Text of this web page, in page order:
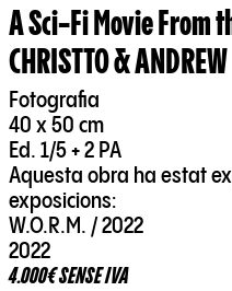
A Sci-Fi Movie From
CHRISTTO & ANDREW
Fotografia
40 x 50 cm
Ed. 1/5 + 2 PA
Aquesta obra ha estat
exposicions:
W.O.R.M. / 2022
2022
4.000€ SENSE IVA